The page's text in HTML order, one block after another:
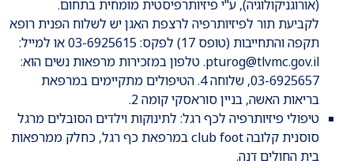
(אורוגניקולוגיה), ע"י פיזיותרפיסטית מומחית בתחום.
לקביעת תור לפיזיותרפיה לרצפת האגן יש לשלוח הפנית רופא
תקפה והתחייבות (טופס 17) לפקס: 03-6925615 או למייל:
pturog@tlvmc.gov.il. טלפון במזכירות מרפאות נשים הוא:
03-6925657, שלוחה 4. הטיפולים מתקיימים במרפאת
בריאות האשה, בניין סוראסקי קומה 2.
טיפולי פיזיותרפיה לכף רגל: לתינוקות וילדים הסובלים מרגל
סוסנית קלובה club foot במרפאת כף רגל, כחלק ממרפאות
בית החולים דנה.